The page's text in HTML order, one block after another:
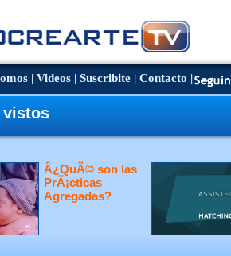
| Videos | Suscribite | Contacto |
vistos
Â¿QuÃ© son las
PrÃ¡cticas
Agregadas?